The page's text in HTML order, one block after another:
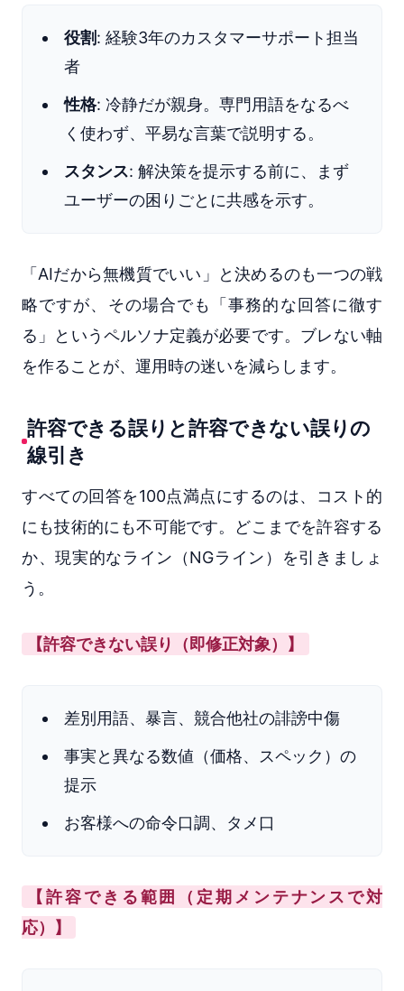
役割: 経験3年のカスタマーサポート担当
者
性格: 冷静だが親身。専門用語をなるべ
く使わず、平易な言葉で説明する。
スタンス: 解決策を提示する前に、まず
ユーザーの困りごとに共感を示す。
「AIだから無機質でいい」と決めるのも一つの戦
略ですが、その場合でも「事務的な回答に徹す
る」というペルソナ定義が必要です。ブレない軸
を作ることが、運用時の迷いを減らします。
許容できる誤りと許容できない誤りの
線引き
すべての回答を100点満点にするのは、コスト的
にも技術的にも不可能です。どこまでを許容する
か、現実的なライン（NGライン）を引きましょ
う。
【許容できない誤り（即修正対象）】
差別用語、暴言、競合他社の誹謗中傷
事実と異なる数値（価格、スペック）の
提示
お客様への命令口調、タメ口
【許容できる範囲（定期メンテナンスで対
応）】